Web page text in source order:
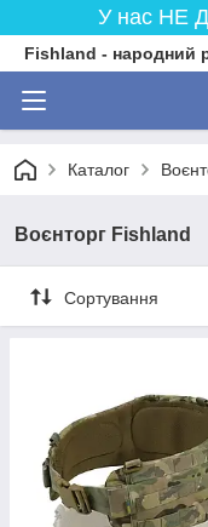
У нас НЕ
Fishland - народний
Каталог
Воєнторг Fishland
Сортування